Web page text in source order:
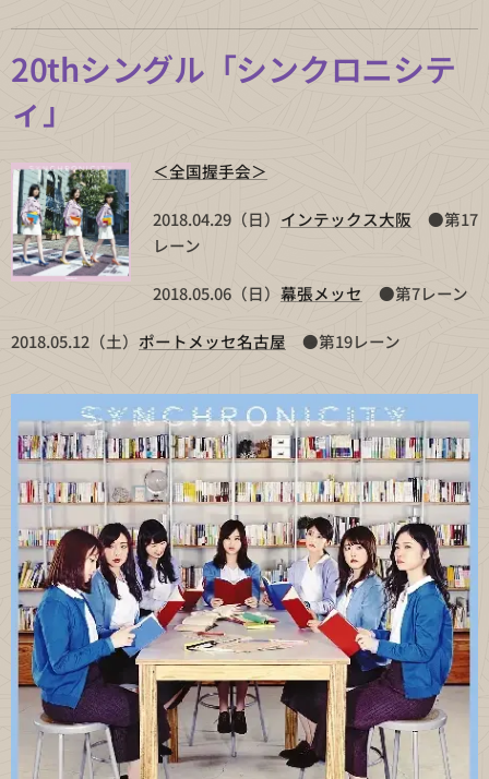
20thシングル「シンクロニシテ
ィ」
＜全国握手会＞
2018.04.29（日） インテックス大阪 ●第17
レーン
2018.05.06（日） 幕張メッセ ●第7レーン
2018.05.12（土） ポートメッセ名古屋 ●第19レーン